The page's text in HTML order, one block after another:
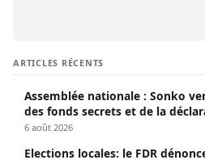
ARTICLES RÉCENTS
Assemblée nationale : Sonko
des fonds secrets et de la
6 août 2026
Elections locales: le FDR